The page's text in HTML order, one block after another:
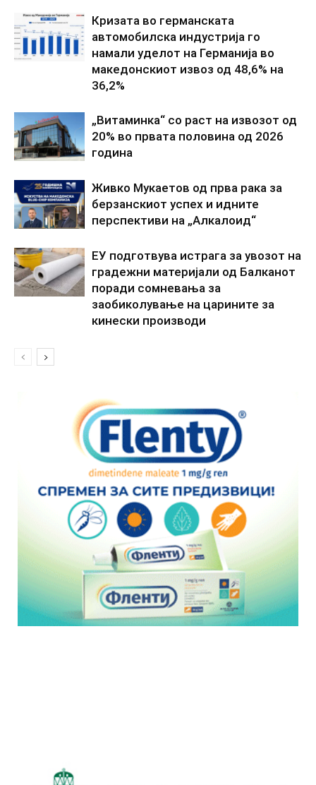
Кризата во германската
автомобилска индустрија го
намали уделот на Германија во
македонскиот извоз од 48,6% на
36,2%
„Витаминка“ со раст на извозот од
20% во првата половина од 2026
година
Живко Мукаетов од прва рака за
берзанскиот успех и идните
перспективи на „Алкалоид“
ЕУ подготвува истрага за увозот на
градежни материјали од Балканот
поради сомневања за
заобиколување на царините за
кинески производи